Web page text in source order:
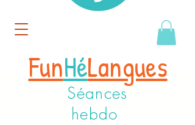
FunHéLangues
Séances
hebdo